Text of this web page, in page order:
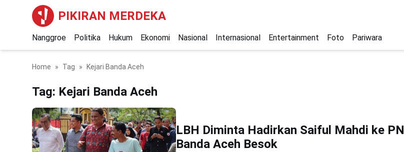
PIKIRAN MERDEKA
Nanggroe Politika Hukum Ekonomi Nasional Internasional Entertainment Foto Pariwara
Home Tag Kejari Banda Aceh
Tag: Kejari Banda Aceh
LBH Diminta Hadirkan Saiful Mahdi ke PN
Banda Aceh Besok